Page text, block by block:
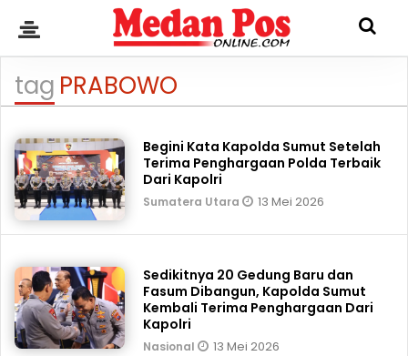
tag PRABOWO
Begini Kata Kapolda Sumut Setelah
Terima Penghargaan Polda Terbaik
Dari Kapolri
Sumatera Utara 13 Mei 2026
Sedikitnya 20 Gedung Baru dan
Fasum Dibangun, Kapolda Sumut
Kembali Terima Penghargaan Dari
Kapolri
Nasional 13 Mei 2026